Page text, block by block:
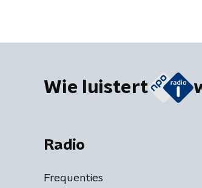
Wie luistert
Radio
Frequenties